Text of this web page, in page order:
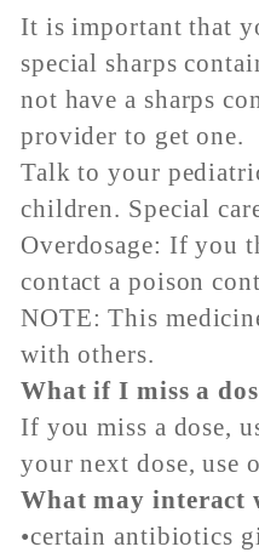
It is important that
special sharps
not have a sharps
provider to get one.
Talk to your
children. Special
Overdosage: If you
contact a poison
NOTE: This
with others.
What if I miss a
If you miss a dose,
your next dose, use
What may interact
•certain antibiotics